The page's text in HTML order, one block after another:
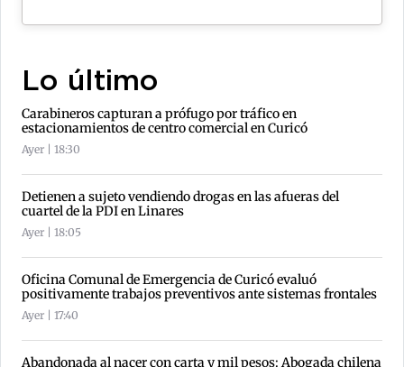
Lo último
Carabineros capturan a prófugo por tráfico en
estacionamientos de centro comercial en Curicó
Ayer | 18:30
Detienen a sujeto vendiendo drogas en las afueras del
cuartel de la PDI en Linares
Ayer | 18:05
Oficina Comunal de Emergencia de Curicó evaluó
positivamente trabajos preventivos ante sistemas frontales
Ayer | 17:40
Abandonada al nacer con carta y mil pesos: Abogada chilena